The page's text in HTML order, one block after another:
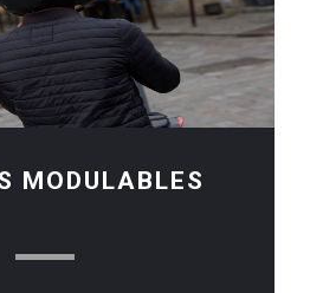
MODULABLES